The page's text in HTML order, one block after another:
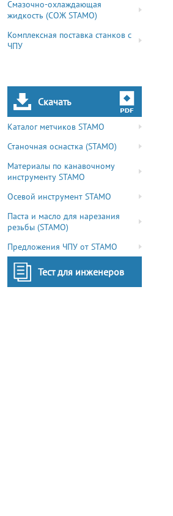
Смазочно-охлаждающая
жидкость (СОЖ STAMO)
Комплексная поставка станков с
ЧПУ
Скачать
Каталог метчиков STAMO
Станочная оснастка (STAMO)
Материалы по канавочному
инструменту STAMO
Осевой инструмент STAMO
Паста и масло для нарезания
резьбы (STAMO)
Предложения ЧПУ от STAMO
Тест для инженеров